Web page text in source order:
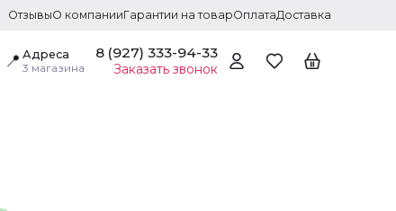
ОтзывыО компанииГарантии на товарОплатаДоставка
📍 Адреса
3 магазина
8 (927) 333-94-33
Заказать звонок